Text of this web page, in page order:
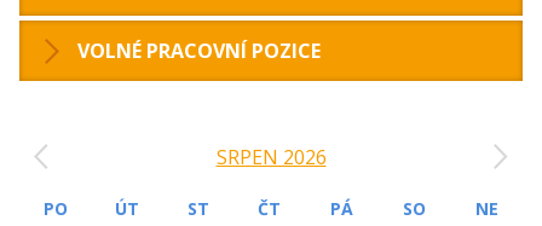
VOLNÉ PRACOVNÍ POZICE
SRPEN 2026
PO ÚT ST ČT PÁ SO
NE